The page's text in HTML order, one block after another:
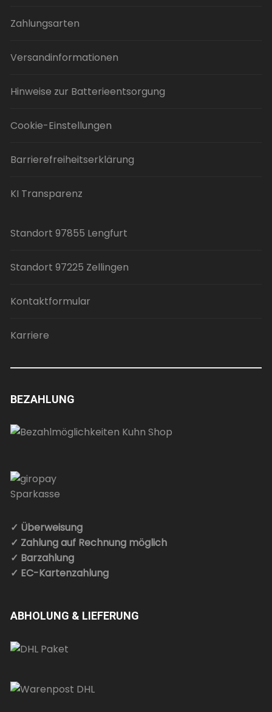
Zahlungsarten
Versandinformationen
Hinweise zur Batterieentsorgung
Cookie-Einstellungen
Barrierefreiheitserklärung
KI Transparenz
Standort 97855 Lengfurt
Standort 97225 Zellingen
Kontaktformular
Karriere
BEZAHLUNG
✓ Überweisung
✓ Zahlung auf Rechnung möglich
✓ Barzahlung
✓ EC-Kartenzahlung
ABHOLUNG & LIEFERUNG